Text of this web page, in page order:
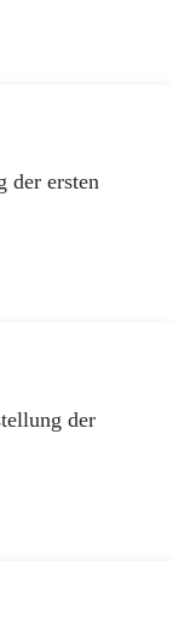
der ersten
der